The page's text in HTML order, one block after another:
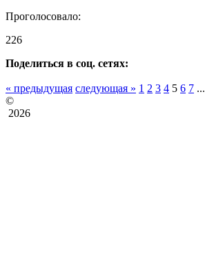
Проголосовало:
226
Поделиться в соц. сетях:
« предыдущая следующая » 1 2 3 4 5 6 7 ...
©
2026